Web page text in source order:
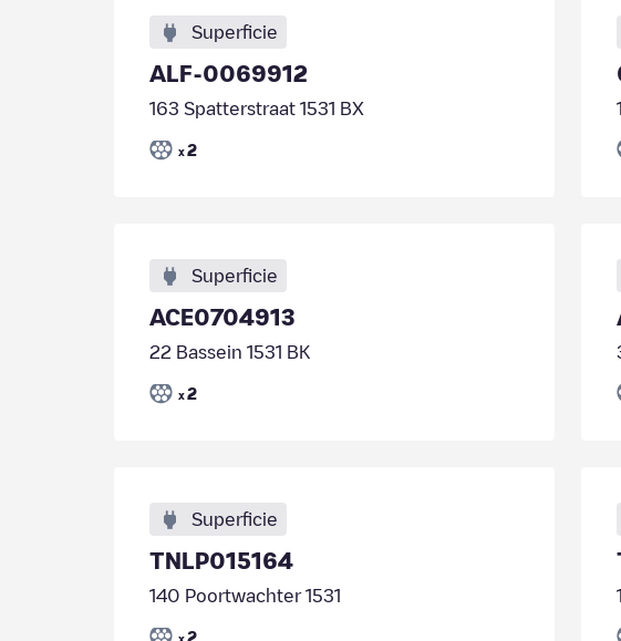
Superficie
ALF-0069912
163 Spatterstraat 1531 BX
x 2
Superficie
ACE0704913
22 Bassein 1531 BK
x 2
Superficie
TNLP015164
140 Poortwachter 1531
x 2